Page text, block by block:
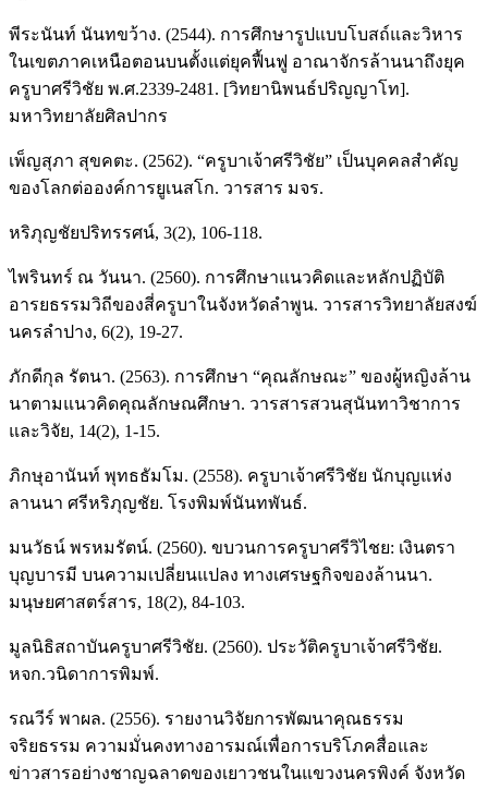
พีระนันท์ นันทขว้าง. (2544). การศึกษารูปแบบโบสถ์และวิหาร
ในเขตภาคเหนือตอนบนตั้งแต่ยุคฟื้นฟู อาณาจักรล้านนาถึงยุค
ครูบาศรีวิชัย พ.ศ.2339-2481. [วิทยานิพนธ์ปริญญาโท].
มหาวิทยาลัยศิลปากร
เพ็ญสุภา สุขคตะ. (2562). “ครูบาเจ้าศรีวิชัย” เป็นบุคคลสำคัญ
ของโลกต่อองค์การยูเนสโก. วารสาร มจร.
หริภุญชัยปริทรรศน์, 3(2), 106-118.
ไพรินทร์ ณ วันนา. (2560). การศึกษาแนวคิดและหลักปฏิบัติ
อารยธรรมวิถีของสี่ครูบาในจังหวัดลำพูน. วารสารวิทยาลัยสงฆ์
นครลำปาง, 6(2), 19-27.
ภักดีกุล รัตนา. (2563). การศึกษา “คุณลักษณะ” ของผู้หญิงล้าน
นาตามแนวคิดคุณลักษณศึกษา. วารสารสวนสุนันทาวิชาการ
และวิจัย, 14(2), 1-15.
ภิกษุอานันท์ พุทธธัมโม. (2558). ครูบาเจ้าศรีวิชัย นักบุญแห่ง
ลานนา ศรีหริภุญชัย. โรงพิมพ์นันทพันธ์.
มนวัธน์ พรหมรัตน์. (2560). ขบวนการครูบาศรีวิไชย: เงินตรา
บุญบารมี บนความเปลี่ยนแปลง ทางเศรษฐกิจของล้านนา.
มนุษยศาสตร์สาร, 18(2), 84-103.
มูลนิธิสถาบันครูบาศรีวิชัย. (2560). ประวัติครูบาเจ้าศรีวิชัย.
หจก.วนิดาการพิมพ์.
รณวีร์ พาผล. (2556). รายงานวิจัยการพัฒนาคุณธรรม
จริยธรรม ความมั่นคงทางอารมณ์เพื่อการบริโภคสื่อและ
ข่าวสารอย่างชาญฉลาดของเยาวชนในแขวงนครพิงค์ จังหวัด